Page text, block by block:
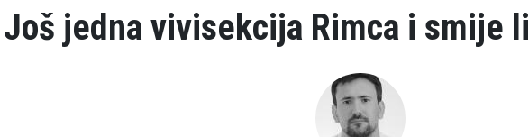
Još jedna vivisekcija Rimca i smije